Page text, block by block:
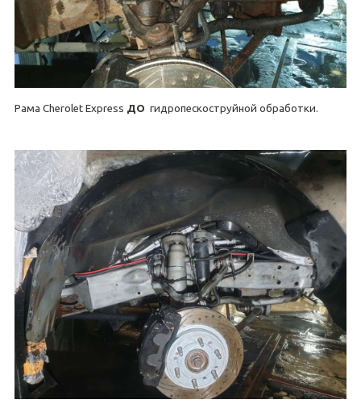
Рама Cherolet Express ДО гидропескоструйной обработки.